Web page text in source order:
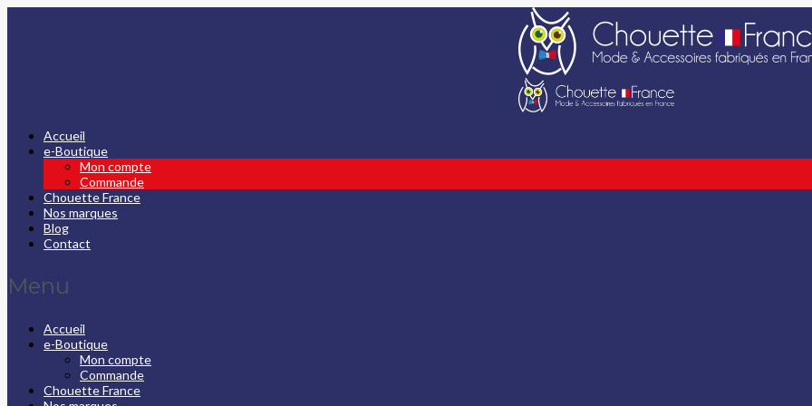
Accueil
e-Boutique
Mon compte
Commande
Chouette France
Nos marques
Blog
Contact
Menu
Accueil
e-Boutique
Mon compte
Commande
Chouette France